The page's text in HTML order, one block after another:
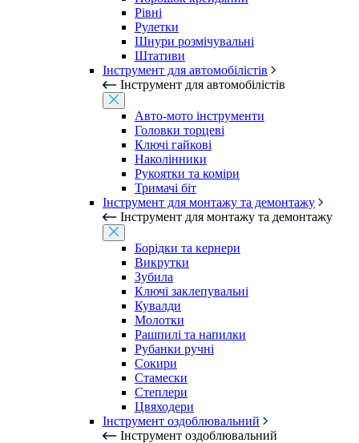
Рівні
Рулетки
Шнури розмічувальні
Штативи
Інструмент для автомобілістів
Інструмент для автомобілістів
Авто-мото інструменти
Головки торцеві
Ключі гайкові
Наколінники
Рукоятки та коміри
Тримачі біт
Інструмент для монтажу та демонтажу
Інструмент для монтажу та демонтажу
Борідки та кернери
Викрутки
Зубила
Ключі заклепувальні
Кувалди
Молотки
Рашпилі та напилки
Рубанки ручні
Сокири
Стамески
Степлери
Цвяходери
Інструмент оздоблювальний
Інструмент оздоблювальний